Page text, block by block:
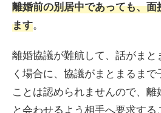
離婚前の別居中であっても、
ます。
離婚協議が難航して、話がまと
く場合に、協議がまとまるま
ことは認められませんので、
と会わせるよう相手へ要求する